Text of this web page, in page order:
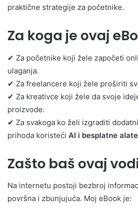
praktične strategije za početnike.
Za koga je ovaj
✔ Za početnike koji žele započeti
ulaganja.
✔ Za freelancere koji žele proširiti
✔ Za kreativce koji žele da svoje
proizvode.
✔ Za svakoga ko želi izgraditi
prihoda koristeći AI i besplatne alate
Zašto baš ovaj
Na internetu postoji bezbroj
površna i zbunjujuća. Moj eBook je: